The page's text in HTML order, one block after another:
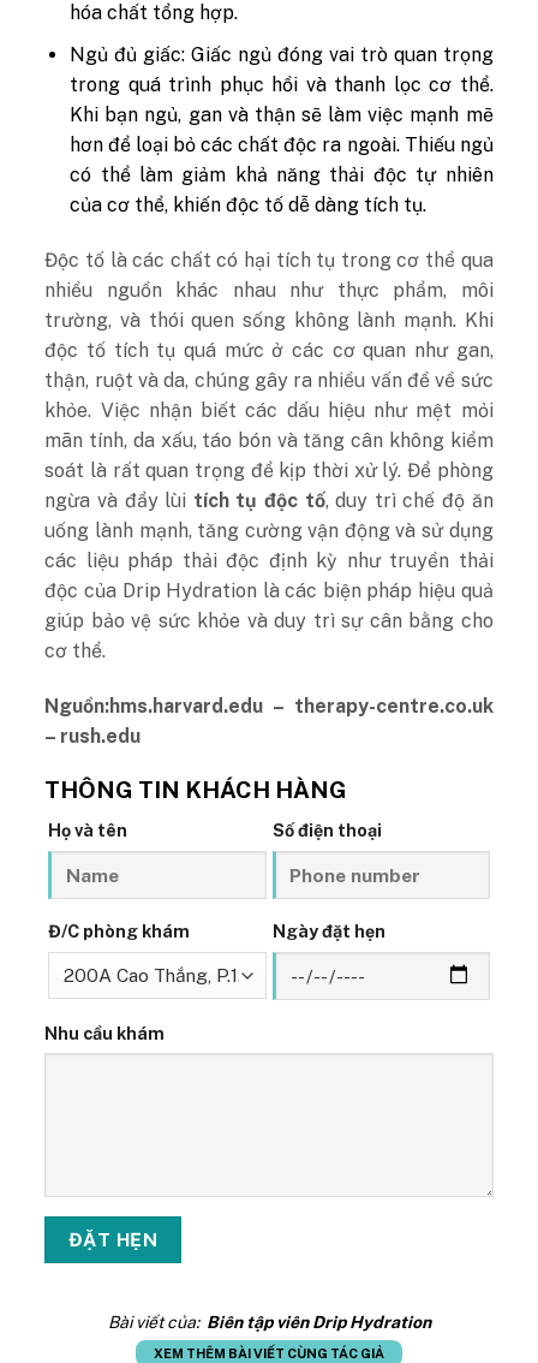
hóa chất tổng hợp.
Ngủ đủ giấc: Giấc ngủ đóng vai trò quan trọng
trong quá trình phục hồi và thanh lọc cơ thể.
Khi bạn ngủ, gan và thận sẽ làm việc mạnh mẽ
hơn để loại bỏ các chất độc ra ngoài. Thiếu ngủ
có thể làm giảm khả năng thải độc tự nhiên
của cơ thể, khiến độc tố dễ dàng tích tụ.
Độc tố là các chất có hại tích tụ trong cơ thể qua
nhiều nguồn khác nhau như thực phẩm, môi
trường, và thói quen sống không lành mạnh. Khi
độc tố tích tụ quá mức ở các cơ quan như gan,
thận, ruột và da, chúng gây ra nhiều vấn đề về sức
khỏe. Việc nhận biết các dấu hiệu như mệt mỏi
mãn tính, da xấu, táo bón và tăng cân không kiểm
soát là rất quan trọng để kịp thời xử lý. Để phòng
ngừa và đẩy lùi tích tụ độc tố, duy trì chế độ ăn
uống lành mạnh, tăng cường vận động và sử dụng
các liệu pháp thải độc định kỳ như truyền thải
độc của Drip Hydration là các biện pháp hiệu quả
giúp bảo vệ sức khỏe và duy trì sự cân bằng cho
cơ thể.
Nguồn:hms.harvard.edu – therapy-centre.co.uk
– rush.edu
THÔNG TIN KHÁCH HÀNG
Họ và tên Số điện thoại
Đ/C phòng khám Ngày đặt hẹn
Nhu cầu khám
Bài viết của: Biên tập viên Drip Hydration
XEM THÊM BÀI VIẾT CÙNG TÁC GIẢ